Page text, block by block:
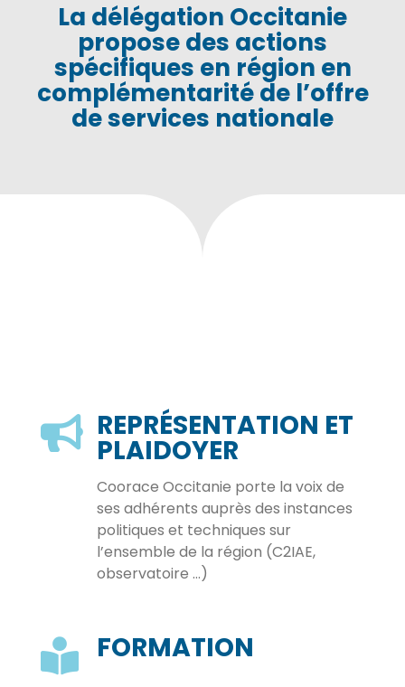
La délégation Occitanie
propose des actions
spécifiques en région en
complémentarité de l’offre
de services nationale
REPRÉSENTATION ET
PLAIDOYER
Coorace Occitanie porte la voix de
ses adhérents auprès des instances
politiques et techniques sur
l’ensemble de la région (C2IAE,
observatoire …)
FORMATION